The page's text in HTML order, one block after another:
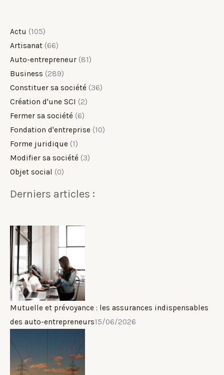
Actu (105)
Artisanat (66)
Auto-entrepreneur (81)
Business (289)
Constituer sa société (36)
Création d'une SCI (2)
Fermer sa société (6)
Fondation d'entreprise (10)
Forme juridique (1)
Modifier sa société (3)
Objet social (0)
Derniers articles :
Mutuelle et prévoyance : les assurances indispensables
des auto-entrepreneurs15/06/2026